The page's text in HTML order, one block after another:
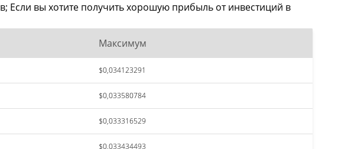
вы хотите получить хорошую прибыль от инвестиций в
Максимум
$0,034123291
$0,033580784
$0,033316529
$0,033434493